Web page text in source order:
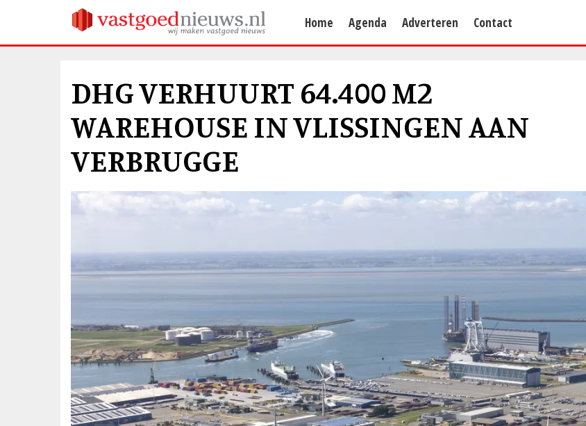
Home Agenda Adverteren Contact
DHG VERHUURT 64.400 M2
WAREHOUSE IN VLISSINGEN AAN
VERBRUGGE